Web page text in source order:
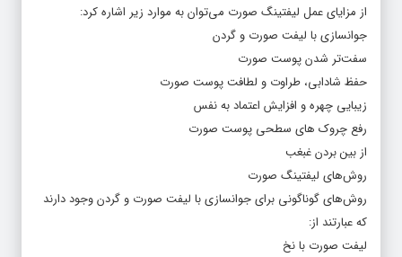
از مزایای عمل لیفتینگ صورت می‌توان به موارد زیر اشاره کرد:
جوانسازی با لیفت صورت و گردن
سفت‌تر شدن پوست صورت
حفظ شادابی، طراوت و لطافت پوست صورت
زیبایی چهره و افزایش اعتماد به نفس
رفع چروک های سطحی پوست صورت
از بین بردن غبغب
روش‌های لیفتینگ صورت
روش‌های گوناگونی برای جوانسازی با لیفت صورت و گردن وجود دارند
که عبارتند از:
لیفت صورت با نخ